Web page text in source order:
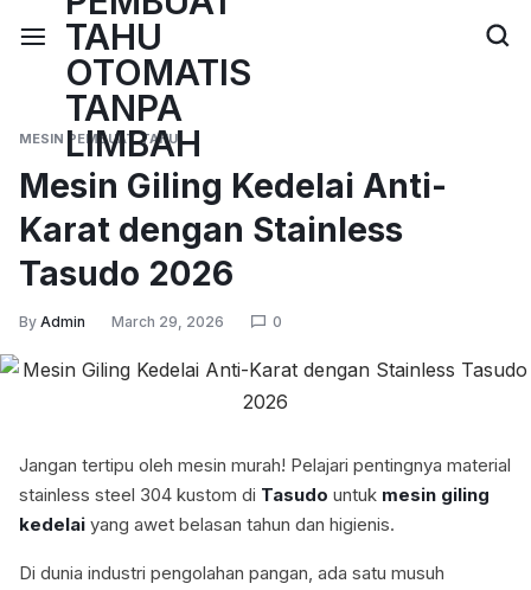
MESIN PEMBUAT TAHU
Mesin Giling Kedelai Anti-
Karat dengan Stainless
Tasudo 2026
By Admin March 29, 2026 0
Jangan tertipu oleh mesin murah! Pelajari pentingnya material
stainless steel 304 kustom di Tasudo untuk mesin giling
kedelai yang awet belasan tahun dan higienis.
Di dunia industri pengolahan pangan, ada satu musuh